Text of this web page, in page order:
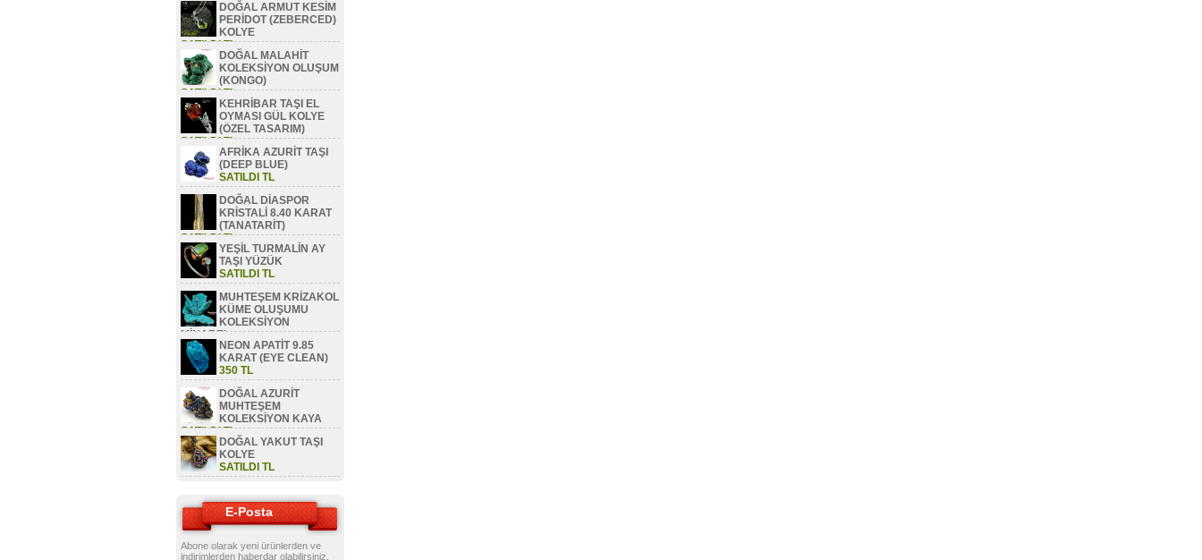
DOĞAL ARMUT KESİM
PERİDOT (ZEBERCED)
KOLYE
SATILDI TL
DOĞAL MALAHİT
KOLEKSİYON OLUŞUM
(KONGO)
SATILDI TL
KEHRİBAR TAŞI EL
OYMASI GÜL KOLYE
(ÖZEL TASARIM)
SATILDI TL
AFRİKA AZURİT TAŞI
(DEEP BLUE)
SATILDI TL
DOĞAL DİASPOR
KRİSTALİ 8.40 KARAT
(TANATARİT)
SATILDI TL
YEŞİL TURMALİN AY
TAŞI YÜZÜK
SATILDI TL
MUHTEŞEM KRİZAKOL
KÜME OLUŞUMU
KOLEKSİYON
MİNAREL
SATILDI TLNEON APATİT 9.85
KARAT (EYE CLEAN)
350 TL
DOĞAL AZURİT
MUHTEŞEM
KOLEKSİYON KAYA
SATILDI TL
DOĞAL YAKUT TAŞI
KOLYE
SATILDI TL
E-Posta
Abone olarak yeni ürünlerden ve
indirimlerden haberdar olabilirsiniz.